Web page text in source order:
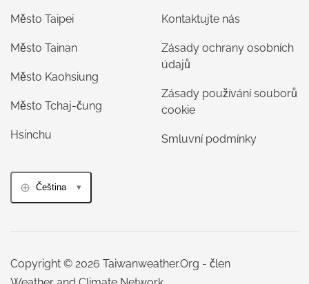
Město Taipei
Město Tainan
Město Kaohsiung
Město Tchaj-čung
Hsinchu
Kontaktujte nás
Zásady ochrany osobních
údajů
Zásady používání souborů
cookie
Smluvní podmínky
Čeština
Copyright © 2026 Taiwanweather.Org - člen